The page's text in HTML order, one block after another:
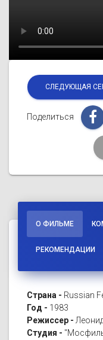
СЛЕДУЮЩАЯ
Поделиться
О ФИЛЬМЕ
РЕКОМЕНДАЦИИ
Страна - Russian
Год - 1983
Режиссер -
Студия -